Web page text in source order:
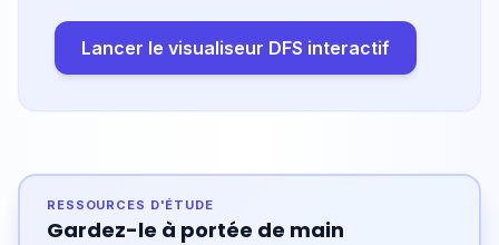
Lancer le visualiseur DFS interactif
RESSOURCES D'ÉTUDE
Gardez-le à portée de main